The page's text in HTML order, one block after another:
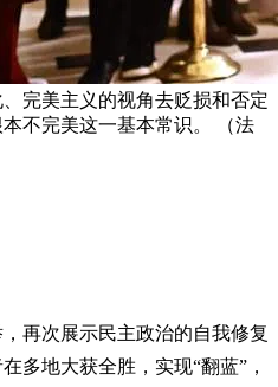
完美主义的视角去贬损和否定
不完美这一基本常识。 （法
再次展示民主政治的自我修复
多地大获全胜，实现“翻蓝”，